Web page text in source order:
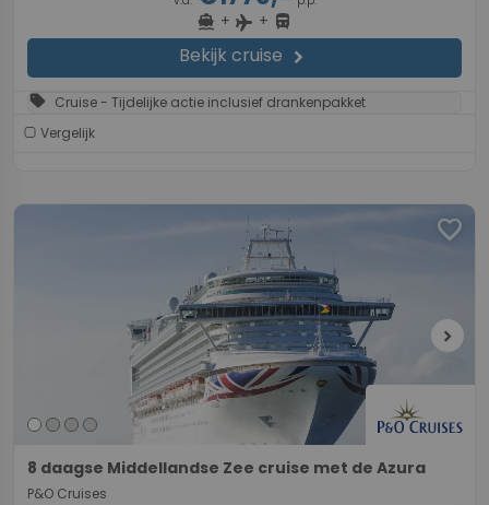
directions_boat + flight + directions_bus
Bekijk cruise chevron_right
sell Cruise - Tijdelijke actie inclusief drankenpakket
Vergelijk
favorite
chevron_right
8 daagse Middellandse Zee cruise met de Azura
P&O Cruises